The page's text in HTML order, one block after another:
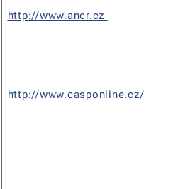
http://www.ancr.cz
http://www.casponline.cz/